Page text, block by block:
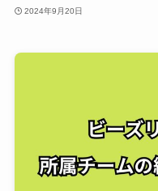
2024年9月20日